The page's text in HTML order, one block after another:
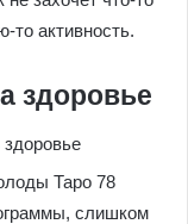
то активность.
здоровье
Таро 78
слишком